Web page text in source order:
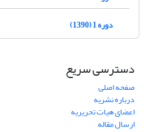
دوره 1 (1390)
دسترسی سریع
صفحه اصلی
درباره نشریه
اعضای هیات تحریریه
ارسال مقاله